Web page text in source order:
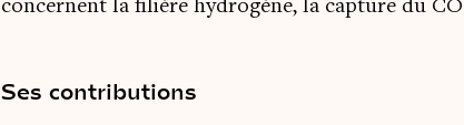
concernent la filière hydrogène, la capture du
Ses contributions